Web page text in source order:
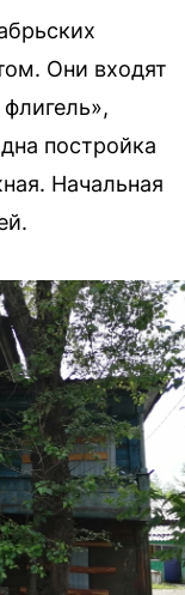
Они входят
постройка
Начальная